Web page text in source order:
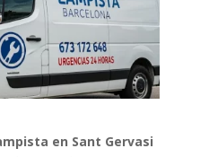
en Sant Gervasi